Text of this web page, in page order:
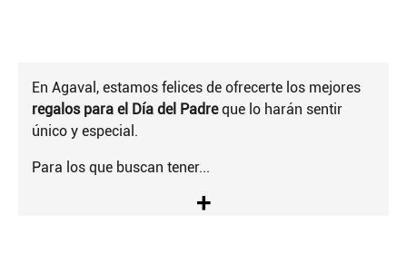
En Agaval, estamos felices de ofrecerte los mejores
regalos para el Día del Padreque lo harán sentir
único y especial.
Para los que buscan tener...
+